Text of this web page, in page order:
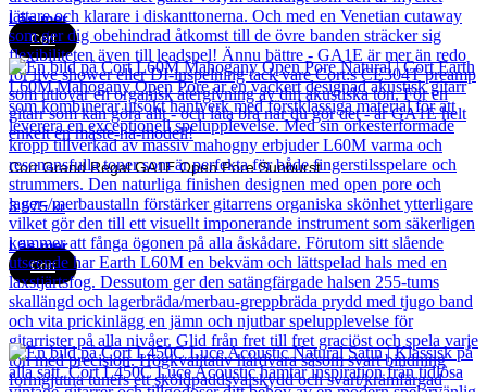
Läs mer
Cort
Cort Grand Regal GA1E Open Pore Sunburst
3 575kr
Läs mer
Cort